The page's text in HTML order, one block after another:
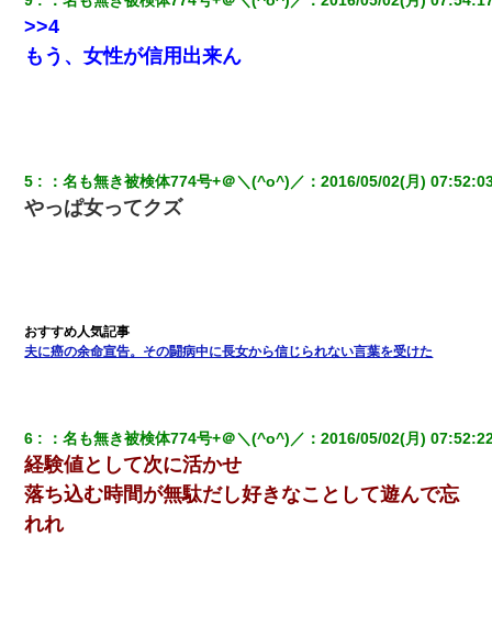
テレワーク上司「会議中はカメラ付けろ！」女社員「え、事前連
絡無しは無理」上司「いいから付けろ！」→
妊娠中に「おいこのブタ女！てめー席譲れ！」と絡まれ腹を殴る
真似された。泣きながら夫に話すと一年後に…
【GJ!】会社から帰宅中、広い駐車場にエンジンかけっ放しの車を
発見。しかも「ヒィ～」みたいな声も聞こえてきたので気になっ
て近寄ったら女の子がおっさんの下敷きになってた
とか知らなかった…
彼女との行為を録画した結果→衝撃の事実が判明したｗｗｗｗｗ
ｗ
>>4
もう、女性が信用出来ん
5 ：名も無き被検体774号+＠＼(^o^)／ ：2016/05/02(月)
やっぱ女ってクズ
夫に癌の余命宣告。その闘病中に長女から信じられない言葉を受けた
6 ：名も無き被検体774号+＠＼(^o^)／ ：2016/05/02(月)
経験値として次に活かせ
落ち込む時間が無駄だし好きなことして遊んで忘
れれ